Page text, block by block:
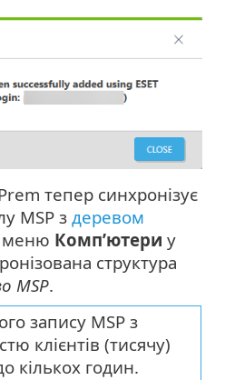
тепер синхронізує
MSP з деревом
меню Комп’ютери у
структура
MSP.
запису MSP з
клієнтів (тисячу)
кількох годин.